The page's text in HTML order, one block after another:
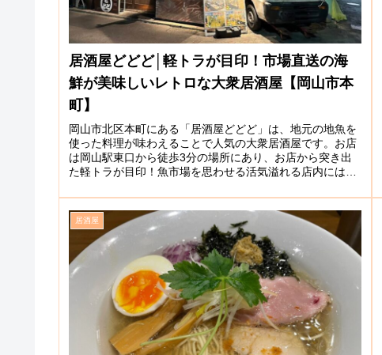
居酒屋どどど│軽トラが目印！市場直送の海
鮮が美味しいレトロな大衆居酒屋【岡山市本
町】
岡山市北区本町にある「居酒屋どどど」は、地元の地魚を
使った料理が味わえることで人気の大衆居酒屋です。お店
は岡山駅東口から徒歩3分の場所にあり、お店から突き出
た軽トラが目印！魚市場を思わせる活気溢れる店内には、
居酒屋